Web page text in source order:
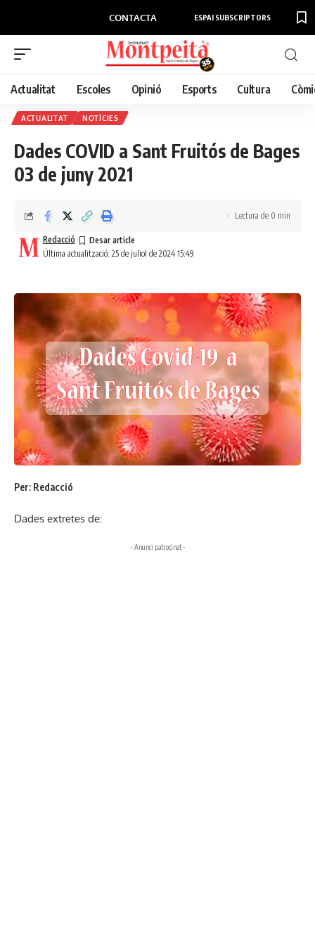
CONTACTA ESPAI SUBSCRIPTORS
Actualitat Escoles Opinió Esports Cultura
ACTUALITAT NOTÍCIES
Dades COVID a Sant Fruitós de Bages
03 de juny 2021
Última actualització: 25 de juliol de 2024 15:49
Redacció
Lectura de 0 min
Per: Redacció
Dades extretes de:
- Anunci patrocinat -